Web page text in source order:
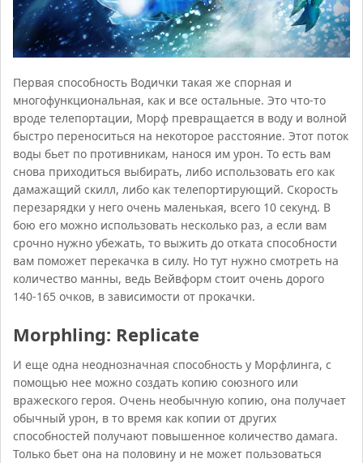
Первая способность Водички такая же спорная и
многофункциональная, как и все остальные. Это что-то
вроде телепортации, Морф превращается в воду и волной
быстро переноситься на некоторое расстояние. Этот поток
воды бьет по противникам, нанося им урон. То есть вам
снова приходиться выбирать, либо использовать его как
дамажащий скилл, либо как телепортирующий. Скорость
перезарядки у него очень маленькая, всего 10 секунд. В
бою его можно использовать несколько раз, а если вам
срочно нужно убежать, то выжить до отката способности
вам поможет перекачка в силу. Но тут нужно смотреть на
количество манны, ведь Вейвформ стоит очень дорого
140-165 очков, в зависимости от прокачки.
Morphling: Replicate
И еще одна неоднозначная способность у Морфлинга, с
помощью нее можно создать копию союзного или
вражеского героя. Очень необычную копию, она получает
обычный урон, в то время как копии от других
способностей получают повышенное количество дамага.
Только бьет она на половину и не может пользоваться